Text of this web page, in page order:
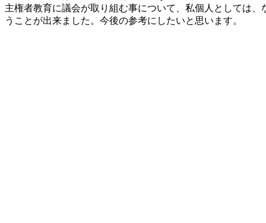
日
時
主権者教育に議会が取り組む事について、私個人としては
うことが出来ました。今後の参考にしたいと思います。